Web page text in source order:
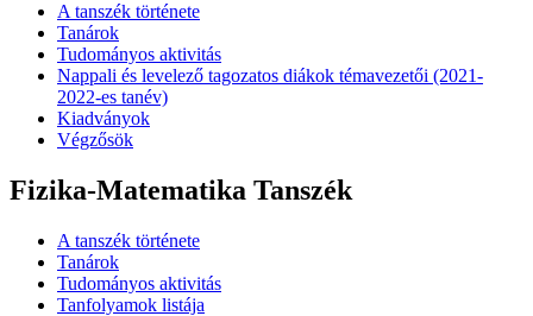
A tanszék története
Tanárok
Tudományos aktivitás
Nappali és levelező tagozatos diákok témavezetői (2021-
2022-es tanév)
Kiadványok
Végzősök
Fizika-Matematika Tanszék
A tanszék története
Tanárok
Tudományos aktivitás
Tanfolyamok listája